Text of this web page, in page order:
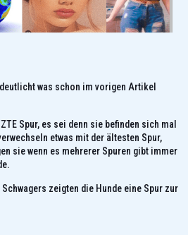
was schon im vorigen Artikel
Spur, es sei denn sie befinden sich mal
etwas mit der ältesten Spur,
sie wenn es mehrerer Spuren gibt immer
zeigten die Hunde eine Spur zur